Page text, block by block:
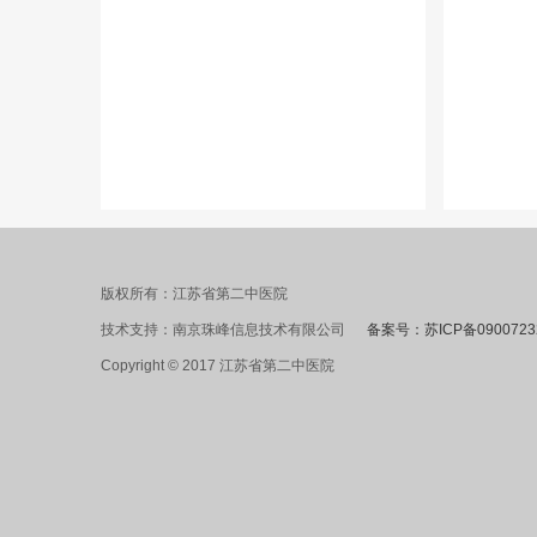
版权所有：江苏省第二中医院
技术支持：南京珠峰信息技术有限公司 备案号：苏ICP备
Copyright © 2017 江苏省第二中医院